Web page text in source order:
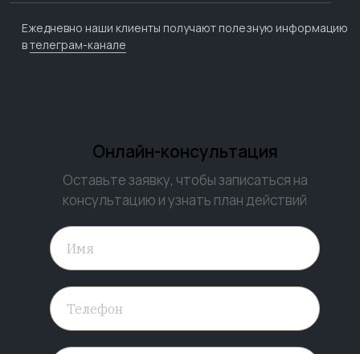
Ежедневно наши клиенты получают полезную информацию
втелеграм-канале
Онлайн-консультация
Оставьте заявку, чтобы записаться на
консультацию и узнать план действий